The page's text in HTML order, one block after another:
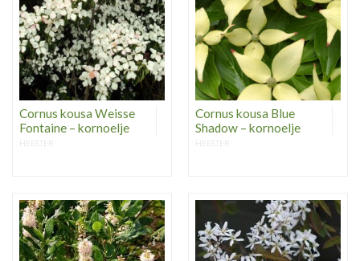
Cornus kousa Weisse
Fontaine – kornoelje
HEESTER
Cornus kousa Blue
Shadow – kornoelje
HEESTER